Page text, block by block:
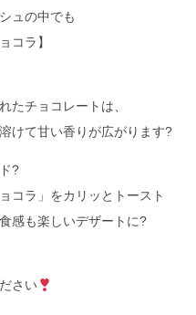
ュの中でも
コラ】
たチョコレートは、
けて甘い香りが広がります?
?
コラ」をカリッとトースト
感も楽しいデザートに?
さい